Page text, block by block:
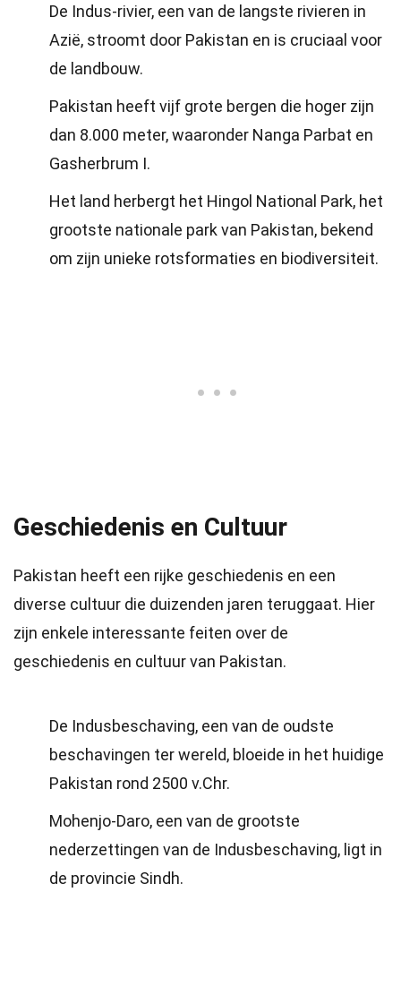
De Indus-rivier, een van de langste rivieren in
Azië, stroomt door Pakistan en is cruciaal voor
de landbouw.
Pakistan heeft vijf grote bergen die hoger zijn
dan 8.000 meter, waaronder Nanga Parbat en
Gasherbrum I.
Het land herbergt het Hingol National Park, het
grootste nationale park van Pakistan, bekend
om zijn unieke rotsformaties en biodiversiteit.
Geschiedenis en Cultuur
Pakistan heeft een rijke geschiedenis en een
diverse cultuur die duizenden jaren teruggaat. Hier
zijn enkele interessante feiten over de
geschiedenis en cultuur van Pakistan.
De Indusbeschaving, een van de oudste
beschavingen ter wereld, bloeide in het huidige
Pakistan rond 2500 v.Chr.
Mohenjo-Daro, een van de grootste
nederzettingen van de Indusbeschaving, ligt in
de provincie Sindh.